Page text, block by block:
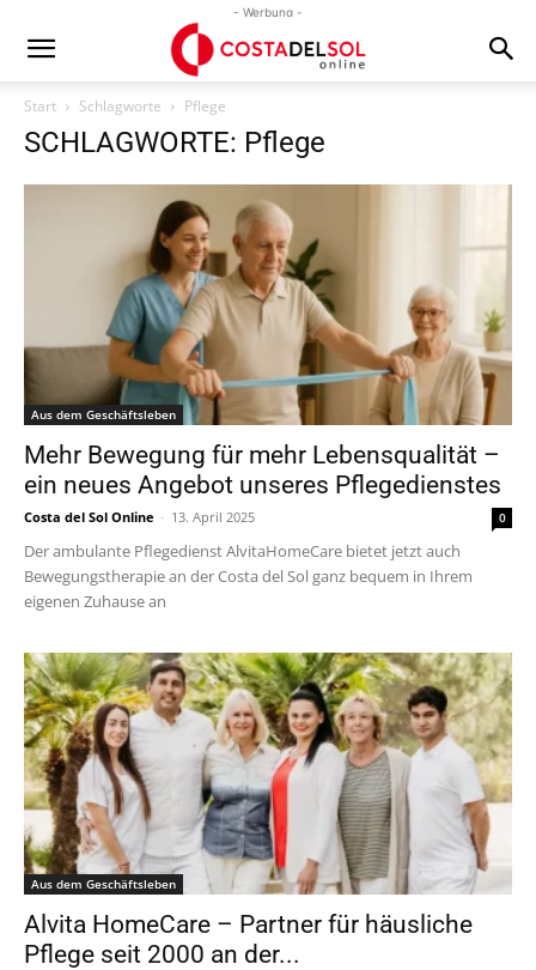
- Werbung -
Start Schlagworte Pflege
SCHLAGWORTE: Pflege
Aus dem Geschäftsleben
Mehr Bewegung für mehr Lebensqualität –
ein neues Angebot unseres Pflegedienstes
Costa del Sol Online - 13. April 2025 0
Der ambulante Pflegedienst AlvitaHomeCare bietet jetzt auch
Bewegungstherapie an der Costa del Sol ganz bequem in Ihrem
eigenen Zuhause an
Aus dem Geschäftsleben
Alvita HomeCare – Partner für häusliche
Pflege seit 2000 an der...